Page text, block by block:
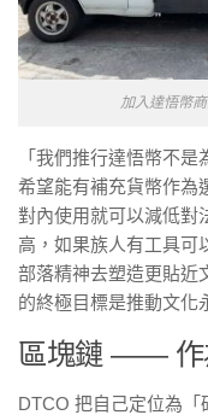
加入達悟幣
「我們推行達悟幣不
希望能有補充貨幣作為
對內使用就可以減低對
高，如果族人有工具可
部落精神去塑造更貼近
的終極目標是推動文化
區塊鏈 —— 作
DTCO 把自己定位為